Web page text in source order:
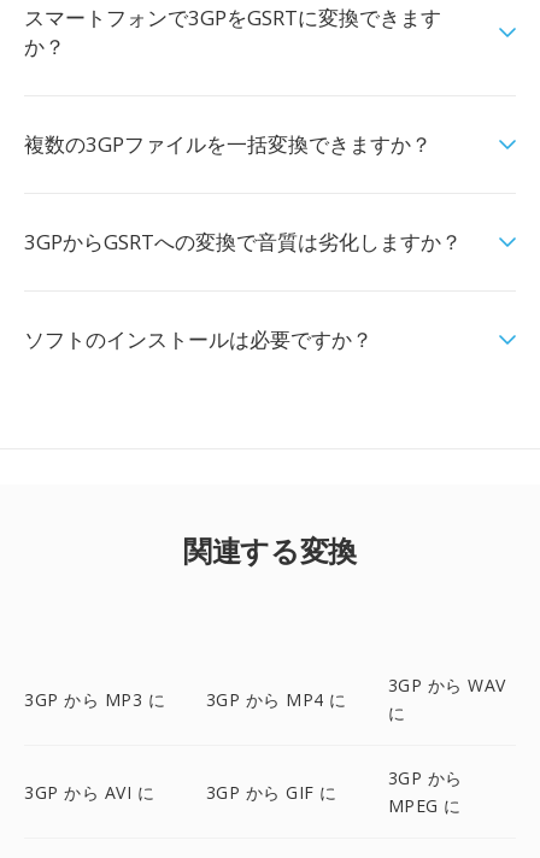
スマートフォンで3GPをGSRTに変換できます
か？
複数の3GPファイルを一括変換できますか？
3GPからGSRTへの変換で音質は劣化しますか？
ソフトのインストールは必要ですか？
関連する変換
3GP から MP3 に 3GP から MP4 に
3GP から WAV
に
3GP から AVI に 3GP から GIF に
3GP から
MPEG に